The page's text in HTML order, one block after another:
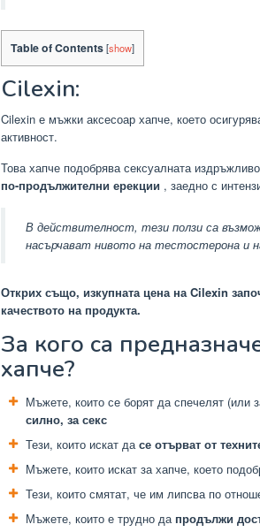
Table of Contents[show]
Cilexin:
Cilexin е мъжки аксесоар хапче, което
активност.
Това хапче подобрява сексуалната
по-продължителни ерекции , заедно с
В действителност, тези ползи са
насърчават нивото на тестостерона и
Открих също, изкупната цена на Cilexin
качеството на продукта.
За кого са
хапче?
Мъжете, които се борят да спечелят (или
силно, за секс
Тези, които искат дасе отърват от
Мъжете, които искат за хапче, което
Тези, които смятат, че им липсва по
Мъжете, които е трудно да продължи